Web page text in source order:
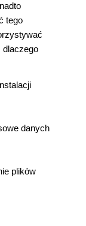
tego
dlaczego
danych
plików